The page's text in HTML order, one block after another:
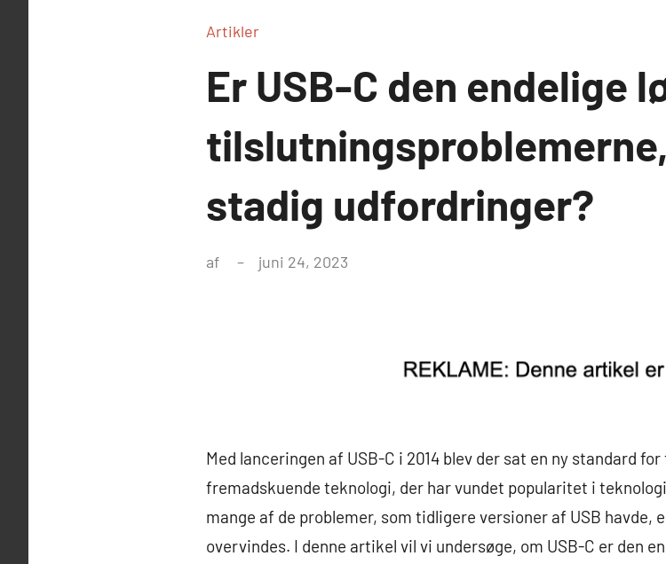
Artikler
Er USB-C den endelige
stadig udfordringer?
af juni 24, 2023
Med lanceringen af USB-C i 2014 blev der sat en ny standard
fremadskuende teknologi, der har vundet popularitet i
mange af de problemer, som tidligere versioner af USB havde,
overvindes. I denne artikel vil vi undersøge, om USB-C er den